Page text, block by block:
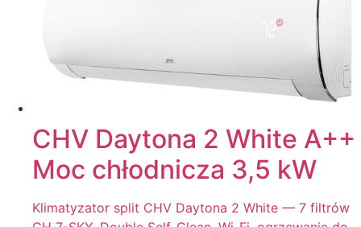
CHV Daytona 2 White A++
Moc chłodnicza 3,5 kW
Klimatyzator split CHV Daytona 2 White — 7 filtrów